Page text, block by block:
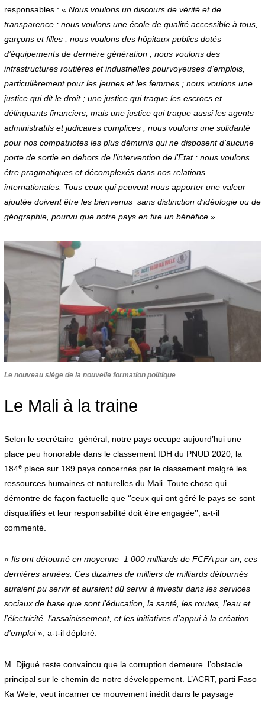
responsables : « Nous voulons un discours de vérité et de
transparence ; nous voulons une école de qualité accessible à tous,
garçons et filles ; nous voulons des hôpitaux publics dotés
d’équipements de dernière génération ; nous voulons des
infrastructures routières et industrielles pourvoyeuses d’emplois,
particulièrement pour les jeunes et les femmes ; nous voulons une
justice qui dit le droit ; une justice qui traque les escrocs et
délinquants financiers, mais une justice qui traque aussi les agents
administratifs et judicaires complices ; nous voulons une solidarité
pour nos compatriotes les plus démunis qui ne disposent d’aucune
porte de sortie en dehors de l’intervention de l’Etat ; nous voulons
être pragmatiques et décomplexés dans nos relations
internationales. Tous ceux qui peuvent nous apporter une valeur
ajoutée doivent être les bienvenus sans distinction d’idéologie ou de
géographie, pourvu que notre pays en tire un bénéfice ».
Le nouveau siège de la nouvelle formation politique
Le Mali à la traine
Selon le secrétaire général, notre pays occupe aujourd’hui une
place peu honorable dans le classement IDH du PNUD 2020, la
184eplace sur 189 pays concernés par le classement malgré les
ressources humaines et naturelles du Mali. Toute chose qui
démontre de façon factuelle que ‘’ceux qui ont géré le pays se sont
disqualifiés et leur responsabilité doit être engagée’’, a-t-il
commenté.
« Ils ont détourné en moyenne 1 000 milliards de FCFA par an, ces
dernières années. Ces dizaines de milliers de milliards détournés
auraient pu servir et auraient dû servir à investir dans les services
sociaux de base que sont l’éducation, la santé, les routes, l’eau et
l’électricité, l’assainissement, et les initiatives d’appui à la création
d’emploi», a-t-il déploré.
M. Djigué reste convaincu que la corruption demeure l’obstacle
principal sur le chemin de notre développement. L’ACRT, parti Faso
Ka Wele, veut incarner ce mouvement inédit dans le paysage